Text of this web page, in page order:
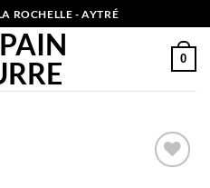
ROCHELLE - AYTRÉ
0